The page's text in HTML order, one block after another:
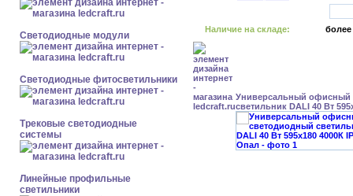
Светодиодные модули
Светодиодные фитосветильники
Трековые светодиодные
системы
Линейные профильные
светильники
Наличие на складе: более
Универсальный офисный
светильник DALI 40 Вт